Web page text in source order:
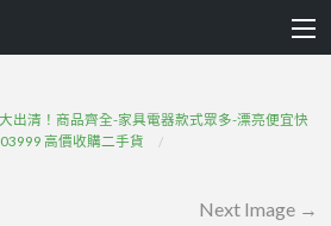
出清！商品齊全-家具電器款式眾多-漂亮便宜快
高價收購二手貨
Next Image →